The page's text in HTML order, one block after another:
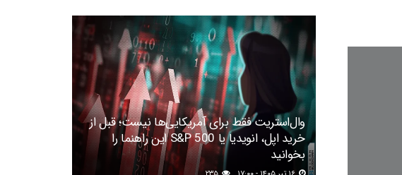
وال‌استریت فقط برای آمریکایی‌ها نیست؛ قبل از
خرید اپل، انویدیا یا S&P 500 این راهنما را
بخوانید